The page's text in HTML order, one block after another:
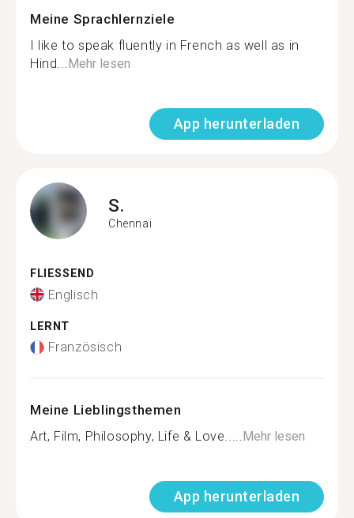
Meine Sprachlernziele
I like to speak fluently in French as well as in
Hind...Mehr lesen
App herunterladen
S.
Chennai
FLIESSEND
Englisch
LERNT
Französisch
Meine Lieblingsthemen
Art, Film, Philosophy, Life & Love.....Mehr lesen
App herunterladen